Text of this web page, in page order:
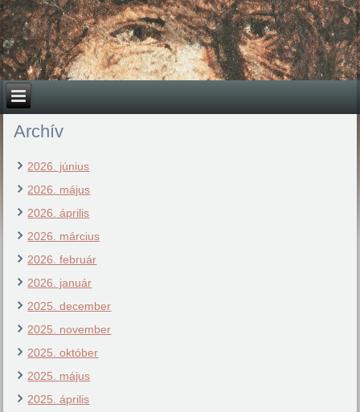
Archív
2026. június
2026. május
2026. április
2026. március
2026. február
2026. január
2025. december
2025. november
2025. október
2025. május
2025. április